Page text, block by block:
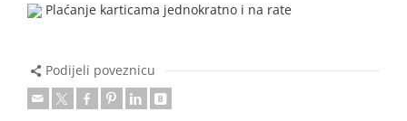
Plaćanje karticama jednokratno i na rate
Podijeli poveznicu